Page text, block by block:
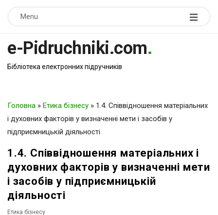
Menu
e-Pidruchniki.com.
Бібліотека електронних підручників
Головна » Етика бізнесу » 1.4. Співвідношення матеріальних
і духовних факторів у визначенні мети і засобів у
підприємницькій діяльності
1.4. Співвідношення матеріальних і
духовних факторів у визначенні мети
і засобів у підприємницькій
діяльності
Етика бізнесу